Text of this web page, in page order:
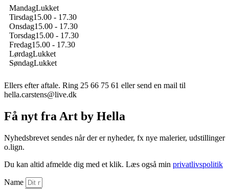
MandagLukket
Tirsdag15.00 - 17.30
Onsdag15.00 - 17.30
Torsdag15.00 - 17.30
Fredag15.00 - 17.30
LørdagLukket
SøndagLukket
Ellers efter aftale. Ring 25 66 75 61 ellersend en mail til
hella.carstens@live.dk
Få nyt fra Art by Hella
Nyhedsbrevet sendes når der er nyheder, fx nye malerier, udstillinger
o.lign.
Du kan altid afmelde dig med et klik. Læs også min privatlivspolitik
Name